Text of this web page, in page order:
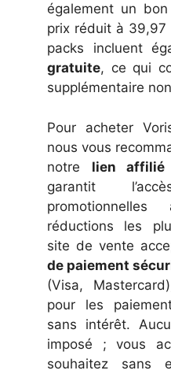
également un
prix réduit à
packs incluent
gratuite, ce qui
supplémentaire
Pour acheter
nous vous
notre lien affilié
garantit
réductions les
site de vente
de paiement
(Visa,
pour les
sans intérêt.
imposé ; vous
souhaitez sans